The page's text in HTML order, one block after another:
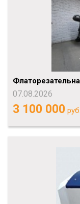
07.08.2026
3 100 000 руб.